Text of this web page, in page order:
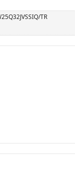
TR